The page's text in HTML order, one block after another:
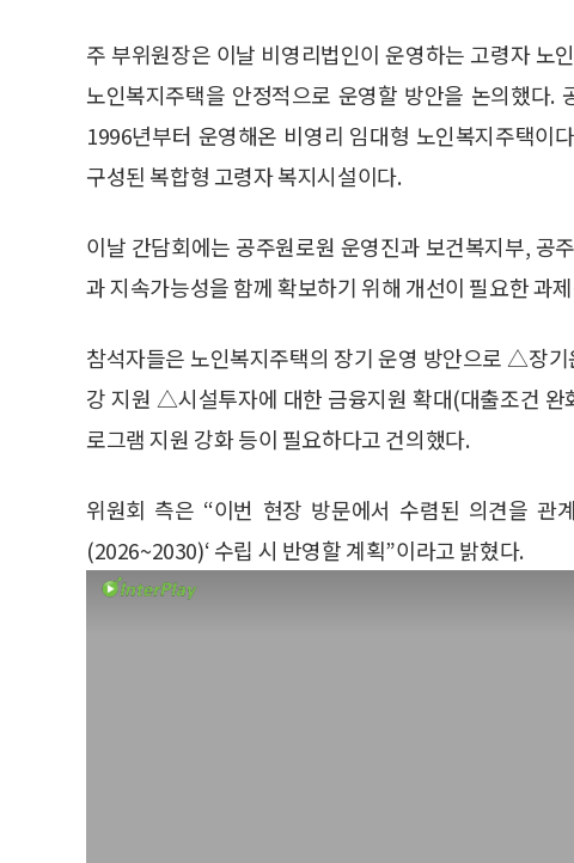
주 부위원장은 이날 비영리법인이 운영하는 고령자 노
노인복지주택을 안정적으로 운영할 방안을 논의했다.
1996년부터 운영해온 비영리 임대형 노인복지주택이
구성된 복합형 고령자 복지시설이다.
이날 간담회에는 공주원로원 운영진과 보건복지부, 공
과 지속가능성을 함께 확보하기 위해 개선이 필요한 과
참석자들은 노인복지주택의 장기 운영 방안으로 △장
강 지원 △시설투자에 대한 금융지원 확대(대출조건
로그램 지원 강화 등이 필요하다고 건의했다.
위원회 측은 “이번 현장 방문에서 수렴된 의견을 관
(2026~2030)‘ 수립 시 반영할 계획”이라고 밝혔다.